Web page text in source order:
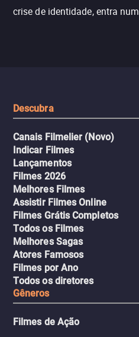
crise de identidade, entra num
Descubra
Canais Filmelier (Novo)
Indicar Filmes
Lançamentos
Filmes 2026
Melhores Filmes
Assistir Filmes Online
Filmes Grátis Completos
Todos os Filmes
Melhores Sagas
Atores Famosos
Filmes por Ano
Todos os diretores
Gêneros
Filmes de Ação